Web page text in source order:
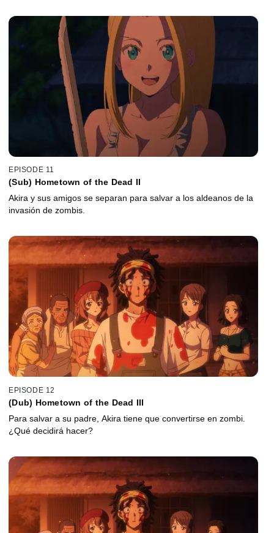
EPISODE 11
(Sub) Hometown of the Dead II
Akira y sus amigos se separan para salvar a los aldeanos de la
invasión de zombis.
EPISODE 12
(Dub) Hometown of the Dead III
Para salvar a su padre, Akira tiene que convertirse en zombi.
¿Qué decidirá hacer?